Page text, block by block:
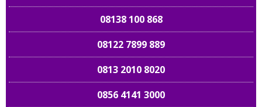
08138 100 868
08122 7899 889
0813 2010 8020
0856 4141 3000